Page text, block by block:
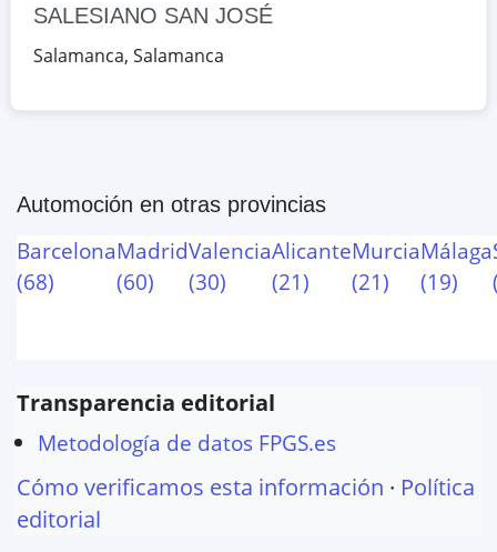
SALESIANO SAN JOSÉ
Salamanca, Salamanca
Automoción en otras provincias
Barcelona
(68)
Madrid
(60)
Valencia
(30)
Alicante
(21)
Murcia
(21)
Málaga
(19)
Transparencia editorial
Metodología de datos FPGS.es
Cómo verificamos esta información · Política
editorial